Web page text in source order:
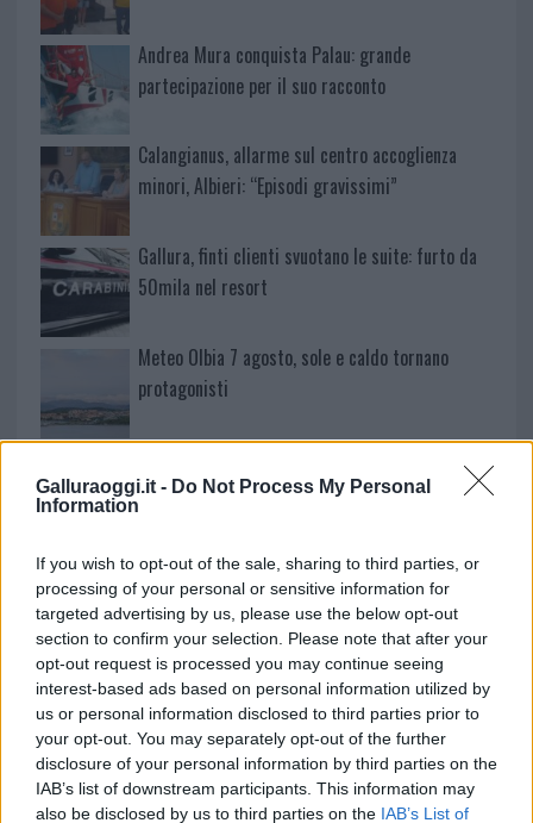
Galluraoggi.it - Do Not Process My Personal
Information
If you wish to opt-out of the sale, sharing to third parties, or
processing of your personal or sensitive information for
targeted advertising by us, please use the below opt-out
section to confirm your selection. Please note that after your
opt-out request is processed you may continue seeing
interest-based ads based on personal information utilized by
us or personal information disclosed to third parties prior to
your opt-out. You may separately opt-out of the further
disclosure of your personal information by third parties on the
IAB’s list of downstream participants. This information may
also be disclosed by us to third parties on the IAB’s List of
Andrea Mura conquista Palau: grande
partecipazione per il suo racconto
Calangianus, allarme sul centro accoglienza
minori, Albieri: “Episodi gravissimi”
Gallura, finti clienti svuotano le suite: furto da
50mila nel resort
Meteo Olbia 7 agosto, sole e caldo tornano
protagonisti
fine agosto
Aggius conquista la classifica delle mete più
amate dell’estate 2026